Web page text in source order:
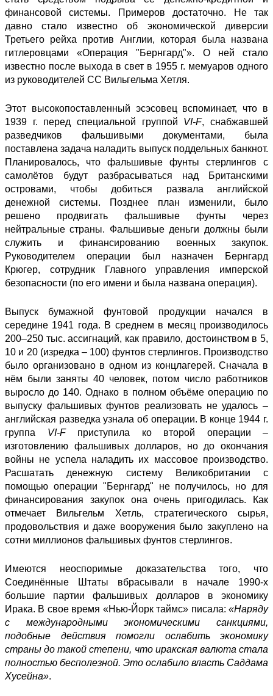
финансовой системы. Примеров достаточно. Не так
давно стало известно об экономической диверсии
Третьего рейха против Англии, которая была названа
гитлеровцами «Операция "Бернгард"». О ней стало
известно после выхода в свет в 1955 г. мемуаров одного
из руководителей СС Вильгельма Хетля.
Этот высокопоставленный эсэсовец вспоминает, что в
1939 г. перед специальной группой VI-F, снабжавшей
разведчиков фальшивыми документами, была
поставлена задача наладить выпуск поддельных банкнот.
Планировалось, что фальшивые фунты стерлингов с
самолётов будут разбрасываться над Британскими
островами, чтобы добиться развала английской
денежной системы. Позднее план изменили, было
решено продвигать фальшивые фунты через
нейтральные страны. Фальшивые деньги должны были
служить и финансированию военных закупок.
Руководителем операции был назначен Бернгард
Крюгер, сотрудник Главного управления имперской
безопасности (по его имени и была названа операция).
Выпуск бумажной фунтовой продукции начался в
середине 1941 года. В среднем в месяц производилось
200–250 тыс. ассигнаций, как правило, достоинством в 5,
10 и 20 (изредка – 100) фунтов стерлингов. Производство
было организовано в одном из концлагерей. Сначала в
нём были заняты 40 человек, потом число работников
выросло до 140. Однако в полном объёме операцию по
выпуску фальшивых фунтов реализовать не удалось –
английская разведка узнала об операции. В конце 1944 г.
группа VI-Fприступила ко второй операции –
изготовлению фальшивых долларов, но до окончания
войны не успела наладить их массовое производство.
Расшатать денежную систему Великобритании с
помощью операции "Бернгард" не получилось, но для
финансирования закупок она очень пригодилась. Как
отмечает Вильгельм Хетль, стратегического сырья,
продовольствия и даже вооружения было закуплено на
сотни миллионов фальшивых фунтов стерлингов.
Имеются неоспоримые доказательства того, что
Соединённые Штаты вбрасывали в начале 1990-х
большие партии фальшивых долларов в экономику
Ирака. В свое время «Нью-Йорк таймс» писала: «Наряду
с международными экономическими санкциями,
подобные действия помогли ослабить экономику
страны до такой степени, что иракская валюта стала
полностью бесполезной. Это ослабило власть Саддама
Хусейна».